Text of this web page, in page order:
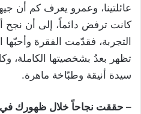
عائلتينا، وعمرو يعرف كم أن
كانت ترفض دائماً، إلى أن نجح
التجربة، فقدّمت الفقرة
تظهر بعدُ بشخصيتها الكاملة،
سيدة أنيقة وطبّاخة ماهرة.
– حققت نجاحاً خلال ظهورك